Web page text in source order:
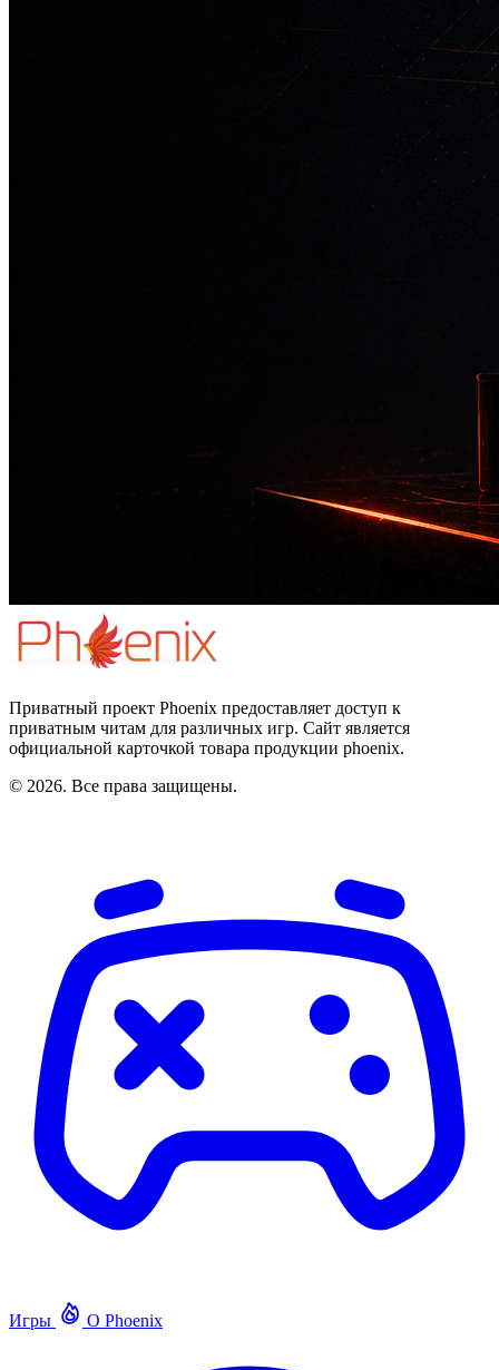
Приватный проект Phoenix предоставляет доступ к
приватным читам для различных игр. Сайт является
официальной карточкой товара продукции phoenix.
© 2026. Все права защищены.
Игры О Phoenix